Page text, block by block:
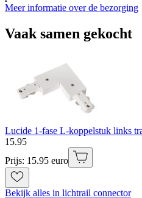
Meer informatie over de bezorging
Vaak samen gekocht
Lucide 1-fase L-koppelstuk links
15.95
Prijs: 15.95 euro
Bekijk alles in lichtrail connector